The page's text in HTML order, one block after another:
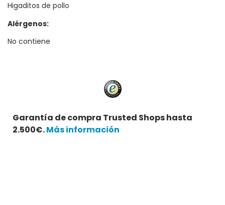
Higaditos de pollo
Alérgenos:
No contiene
Garantía de compra Trusted Shops hasta
2.500€.Más información